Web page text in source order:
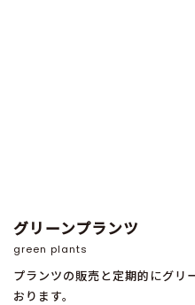
グリーンプランツ
green plants
プランツの販売と定期的にグリ
おります。